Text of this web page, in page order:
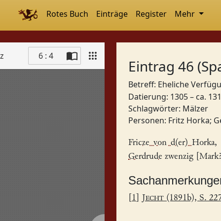
Rotes Buch Einträge Register Mehr
6 : 4
Eintrag 46
Betreff: Eheliche
Datierung: 1305 – ca.
Schlagwörter: Mälzer
Personen: Fritz Horka;
Fricze von d(er) Horka,
Gerdrude zwenzig
1 Jecht (1891b), S.